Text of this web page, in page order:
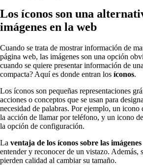
Los íconos son una
imágenes en la web
Cuando se trata de mostrar información de
página web, las imágenes son una opción
cuando se quiere presentar información de
compacta? Aquí es donde entran los íconos.
Los íconos son pequeñas representaciones
acciones o conceptos que se usan para
necesidad de palabras. Por ejemplo, un icono
la acción de llamar por teléfono, y un icono
la opción de configuración.
La ventaja de los íconos sobre las imágenes
entender y reconocer de un vistazo. Además,
pierden calidad al cambiar su tamaño.